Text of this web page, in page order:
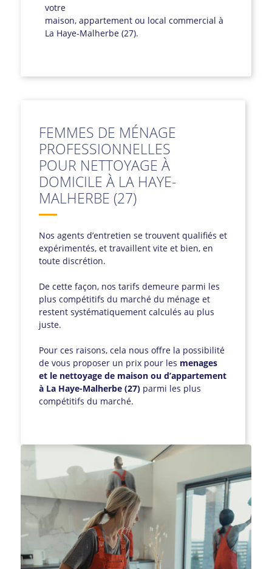
votre
maison, appartement ou local commercial à
La Haye-Malherbe (27).
FEMMES DE MÉNAGE
PROFESSIONNELLES
POUR NETTOYAGE À
DOMICILE À LA HAYE-
MALHERBE (27)
Nos agents d’entretien se trouvent qualifiés et
expérimentés, et travaillent vite et bien, en
toute discrétion.
De cette façon, nos tarifs demeure parmi les
plus compétitifs du marché du ménage et
restent systématiquement calculés au plus
juste.
Pour ces raisons, cela nous offre la possibilité
de vous proposer un prix pour les menages
et le nettoyage de maison ou d’appartement
à La Haye-Malherbe (27) parmi les plus
compétitifs du marché.